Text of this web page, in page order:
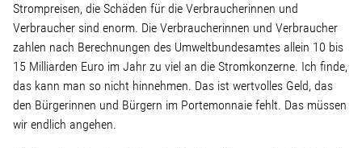
Service
Termine
Strompreisen, die Schäden für die Verbraucherinnen und
Verbraucher sind enorm. Die Verbraucherinnen und Verbraucher
zahlen nach Berechnungen des Umweltbundesamtes allein 10 bis
15 Milliarden Euro im Jahr zu viel an die Stromkonzerne. Ich finde,
das kann man so nicht hinnehmen. Das ist wertvolles Geld, das
den Bürgerinnen und Bürgern im Portemonnaie fehlt. Das müssen
wir endlich angehen.